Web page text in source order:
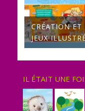
CRÉATION ET
JEUX
IL ÉTAIT UNE